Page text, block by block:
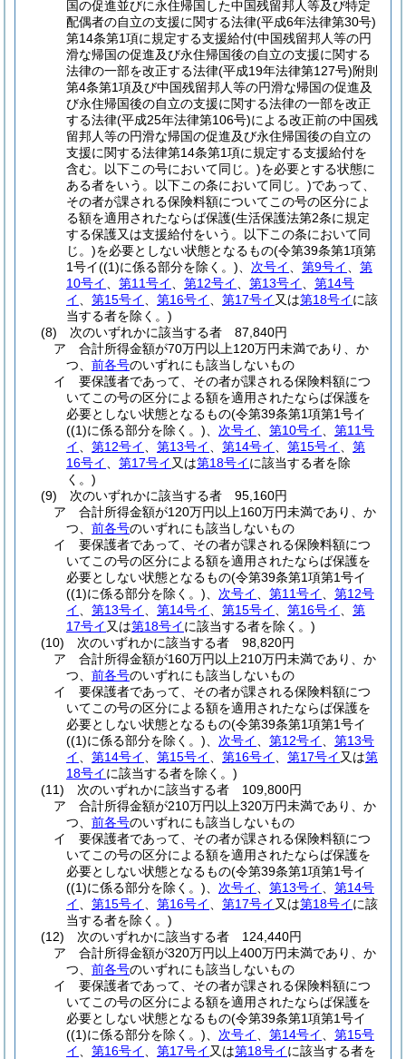
国の促進並びに永住帰国した中国残留邦人等及び特定
配偶者の自立の支援に関する法律(平成6年法律第30号)
第14条第1項に規定する支援給付(中国残留邦人等の円
滑な帰国の促進及び永住帰国後の自立の支援に関する
法律の一部を改正する法律(平成19年法律第127号)附則
第4条第1項及び中国残留邦人等の円滑な帰国の促進及
び永住帰国後の自立の支援に関する法律の一部を改正
する法律(平成25年法律第106号)による改正前の中国残
留邦人等の円滑な帰国の促進及び永住帰国後の自立の
支援に関する法律第14条第1項に規定する支援給付を
含む。以下この号において同じ。)を必要とする状態に
ある者をいう。以下この条において同じ。)であって、
その者が課される保険料額についてこの号の区分によ
る額を適用されたならば保護(生活保護法第2条に規定
する保護又は支援給付をいう。以下この条において同
じ。)を必要としない状態となるもの(令第39条第1項第
1号イ((1)に係る部分を除く。) 次号イ 第9号イ
第
10号イ
第11号イ 第12号イ 第13号イ
第14号
イ
第15号イ 第16号イ 第17号イ 又は第18号イに該
当する者を除く。)
(8)
次のいずれかに該当する者 87,840円
ア
合計所得金額が70万円以上120万円未満であり、か
つ、 前各号のいずれにも該当しないもの
イ
要保護者であって、その者が課される保険料額につ
いてこの号の区分による額を適用されたならば保護を
必要としない状態となるもの(令第39条第1項第1号イ
((1)に係る部分を除く。) 次号イ 第10号イ
第11号
イ
第12号イ 第13号イ 第14号イ 第15号イ
第
16号イ
第17号イ 又は第18号イに該当する者を除
く。)
(9)
次のいずれかに該当する者 95,160円
ア
合計所得金額が120万円以上160万円未満であり、か
つ、 前各号のいずれにも該当しないもの
イ
要保護者であって、その者が課される保険料額につ
いてこの号の区分による額を適用されたならば保護を
必要としない状態となるもの(令第39条第1項第1号イ
((1)に係る部分を除く。) 次号イ 第11号イ
第12号
イ
第13号イ 第14号イ 第15号イ 第16号イ
第
17号イ 又は第18号イに該当する者を除く。)
(10)
次のいずれかに該当する者 98,820円
ア
合計所得金額が160万円以上210万円未満であり、か
つ、 前各号のいずれにも該当しないもの
イ
要保護者であって、その者が課される保険料額につ
いてこの号の区分による額を適用されたならば保護を
必要としない状態となるもの(令第39条第1項第1号イ
((1)に係る部分を除く。) 次号イ 第12号イ
第13号
イ
第14号イ 第15号イ 第16号イ 第17号イ 又は第
18号イに該当する者を除く。)
(11)
次のいずれかに該当する者 109,800円
ア
合計所得金額が210万円以上320万円未満であり、か
つ、 前各号のいずれにも該当しないもの
イ
要保護者であって、その者が課される保険料額につ
いてこの号の区分による額を適用されたならば保護を
必要としない状態となるもの(令第39条第1項第1号イ
((1)に係る部分を除く。) 次号イ 第13号イ
第14号
イ
第15号イ 第16号イ 第17号イ 又は第18号イに該
当する者を除く。)
(12)
次のいずれかに該当する者 124,440円
ア
合計所得金額が320万円以上400万円未満であり、か
つ、 前各号のいずれにも該当しないもの
イ
要保護者であって、その者が課される保険料額につ
いてこの号の区分による額を適用されたならば保護を
必要としない状態となるもの(令第39条第1項第1号イ
((1)に係る部分を除く。) 次号イ 第14号イ
第15号
イ
第16号イ 第17号イ 又は第18号イに該当する者を